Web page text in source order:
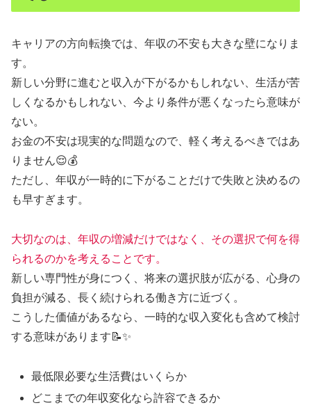
キャリアの方向転換では、年収の不安も大きな壁になりま
す。
新しい分野に進むと収入が下がるかもしれない、生活が苦
しくなるかもしれない、今より条件が悪くなったら意味が
ない。
お金の不安は現実的な問題なので、軽く考えるべきではあ
りません😌💰
ただし、年収が一時的に下がることだけで失敗と決めるの
も早すぎます。
大切なのは、年収の増減だけではなく、その選択で何を得
られるのかを考えることです。
新しい専門性が身につく、将来の選択肢が広がる、心身の
負担が減る、長く続けられる働き方に近づく。
こうした価値があるなら、一時的な収入変化も含めて検討
する意味があります📝✨
最低限必要な生活費はいくらか
どこまでの年収変化なら許容できるか